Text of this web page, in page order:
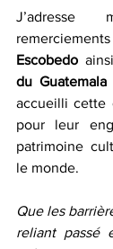
J’adresse
Escobedo
du
accueilli cette
pour leur
patrimoine
le monde.
Que les
reliant passé